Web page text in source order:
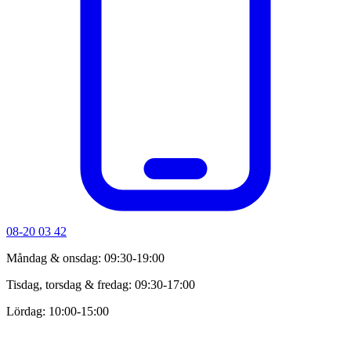
08-20 03 42
Måndag & onsdag: 09:30-19:00
Tisdag, torsdag & fredag: 09:30-17:00
Lördag: 10:00-15:00